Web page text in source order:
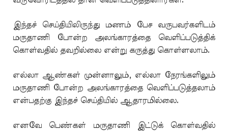
இந்தச் செய்தியிலிருந்து மணம் பேச வருபவர்களிடம்
மருதாணி போன்ற அலங்காரத்தை வெளிப்படுத்திக்
கொள்வதில் தவறில்லை என்று கருத்து கொள்ளலாம்.
எல்லா ஆண்கள் முன்னாலும், எல்லா நேரங்களிலும்
மருதாணி போன்ற அலங்காரத்தை வெளிப்படுத்தலாம்
என்பதற்கு இந்தச் செய்தியில் ஆதாரமில்லை.
எனவே பெண்கள் மருதாணி இட்டுக் கொள்வதில்